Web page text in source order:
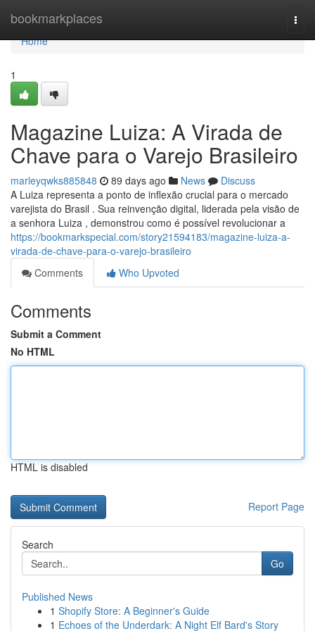
bookmarkplaces
Home
Home
1
Magazine Luiza: A Virada de
Chave para o Varejo Brasileiro
marleyqwks885848 89 days ago News
Discuss
A Luiza representa a ponto de inflexão crucial para o mercado
varejista do Brasil . Sua reinvenção digital, liderada pela visão de
a senhora Luiza , demonstrou como é possível revolucionar a
https://bookmarkspecial.com/story21594183/magazine-luiza-a-
virada-de-chave-para-o-varejo-brasileiro
Comments
Who Upvoted
Comments
Submit a Comment
No HTML
HTML is disabled
Report Page
Search
Go
Published News
1 Shopify Store: A Beginner's Guide
1 Echoes of the Underdark: A Night Elf Bard's Story